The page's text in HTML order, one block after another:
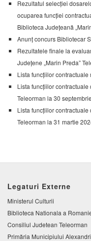
Rezultatul selecției
ocuparea funcției
Biblioteca Județeană
Anunț concurs Bibliotecar
Rezultatele finale la
Județene „Marin Preda”
Lista funcțiilor contractuale
Lista funcțiilor
Teleorman la 30
Lista funcțiilor
Teleorman la 31 martie
Legaturi Externe
Ministerul Culturii
Biblioteca Nationala a
Consiliul Judetean Teleorman
Primăria Municipiului